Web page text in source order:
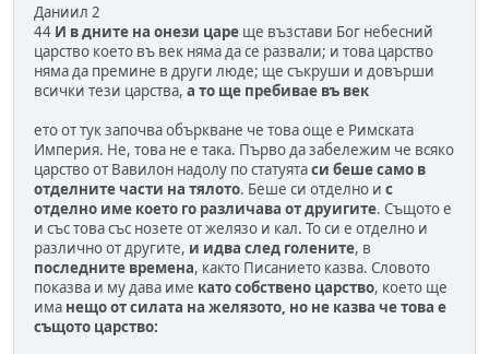
Даниил 2
44 И в дните на онези царе ще възстави Бог небесний
царство което въ век няма да се развали; и това царство
няма да премине в други люде; ще съкруши и довърши
всички тези царства, а то ще пребивае въ век
ето от тук започва объркване че това още е Римската
Империя. Не, това не е така. Първо да забележим че всяко
царство от Вавилон надолу по статуятаси беше само в
отделните части на тялото. Беше си отделно и с
отделно име което го различава от друигите. Същото е
и със това със нозете от желязо и кал. То си е отделно и
различно от другите, и идва след голените, в
последните времена, както Писанието казва. Словото
показва и му дава име като собствено царство, което ще
има нещо от силата на желязото, но не казва че това е
същото царство: